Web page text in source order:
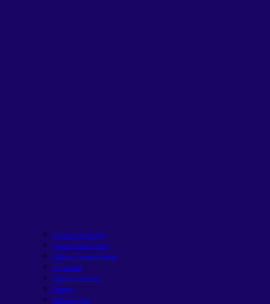
O que é renda fixa
Tesouro Direto Selic
CDB ou Tesouro Direto
LCI e LCA
Bolsa de Valores
Trading
Melhores FIIs